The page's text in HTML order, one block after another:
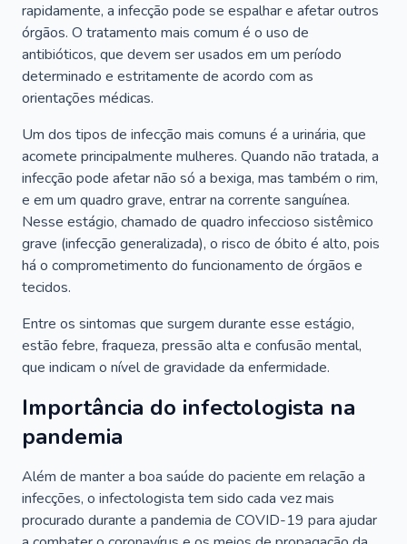
rapidamente, a infecção pode se espalhar e afetar outros
órgãos. O tratamento mais comum é o uso de
antibióticos, que devem ser usados em um período
determinado e estritamente de acordo com as
orientações médicas.
Um dos tipos de infecção mais comuns é a urinária, que
acomete principalmente mulheres. Quando não tratada, a
infecção pode afetar não só a bexiga, mas também o rim,
e em um quadro grave, entrar na corrente sanguínea.
Nesse estágio, chamado de quadro infeccioso sistêmico
grave (infecção generalizada), o risco de óbito é alto, pois
há o comprometimento do funcionamento de órgãos e
tecidos.
Entre os sintomas que surgem durante esse estágio,
estão febre, fraqueza, pressão alta e confusão mental,
que indicam o nível de gravidade da enfermidade.
Importância do infectologista na
pandemia
Além de manter a boa saúde do paciente em relação a
infecções, o infectologista tem sido cada vez mais
procurado durante a pandemia de COVID-19 para ajudar